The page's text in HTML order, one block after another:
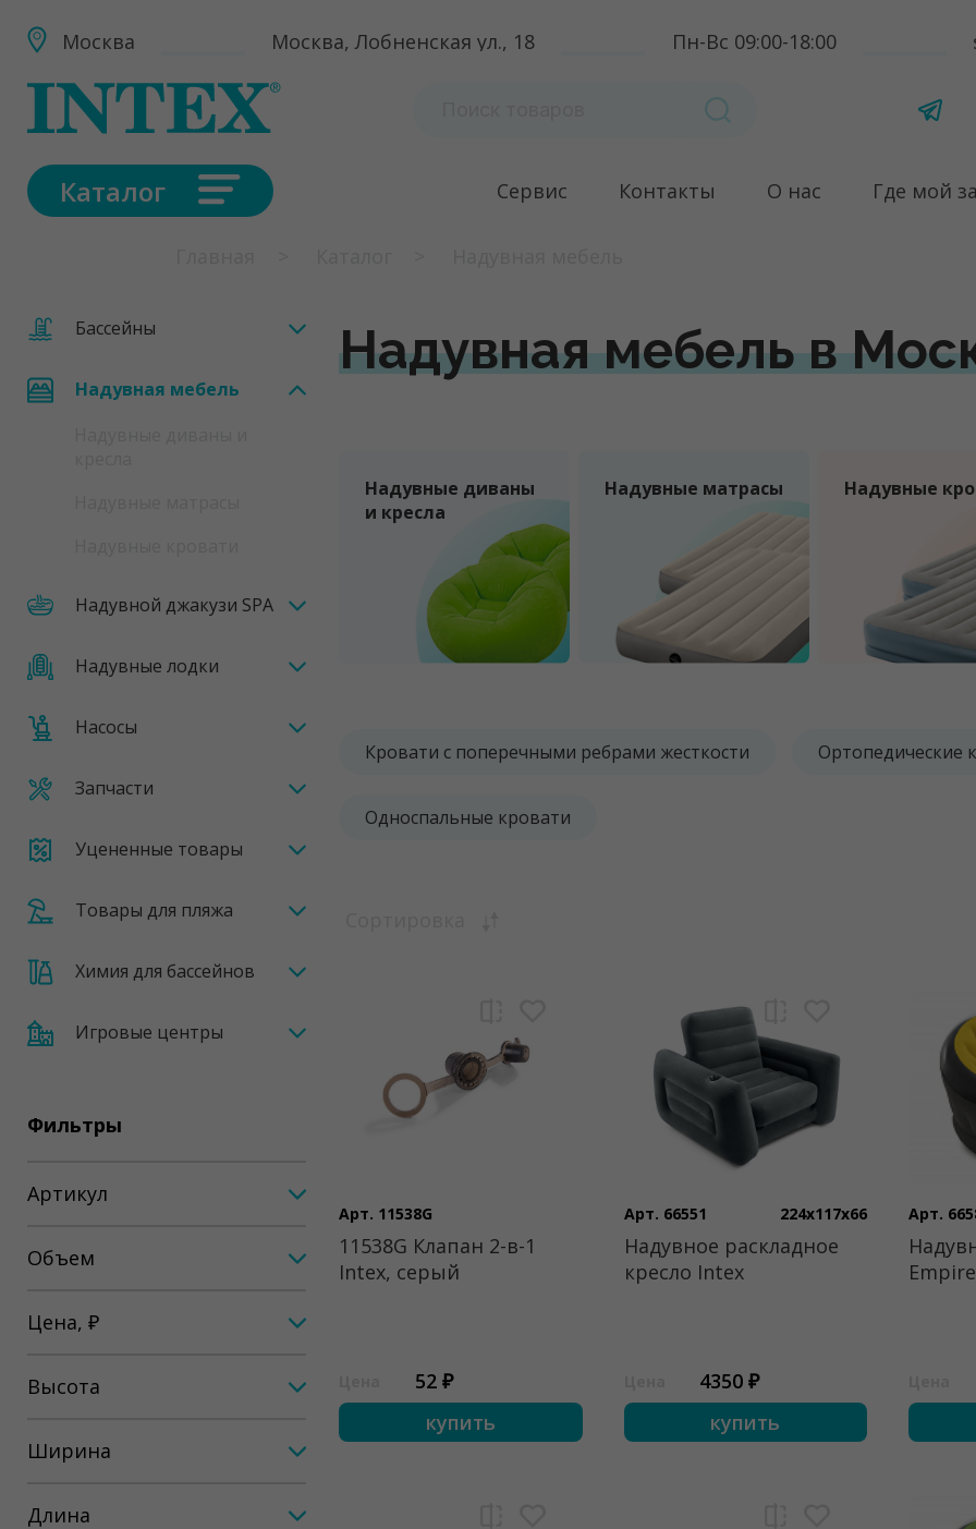
Москва Москва, Лобненская ул., 18 Пн-Вс 09:00-18:00
Каталог Сервис Контакты О нас Где мой
Бассейны
Надувная мебель
Надувной джакузи SPA
Надувные лодки
Насосы
Запчасти
Уцененные товары
Товары для пляжа
Химия для бассейнов
Игровые центры
Фильтры
Артикул
Объем
Цена, ₽
Высота
Ширина
Длина
Надувная мебель в
Надувные диваны
и кресла
Надувные матрасы Надувные
Кровати с поперечными ребрами жесткости Ортопедические
Односпальные кровати
Арт. 11538G
11538G Клапан 2-в-1
Intex, серый
52 ₽
купить
Арт. 66551 224x117x66
Надувное раскладное
кресло Intex
4350 ₽
купить
Арт.
Empire